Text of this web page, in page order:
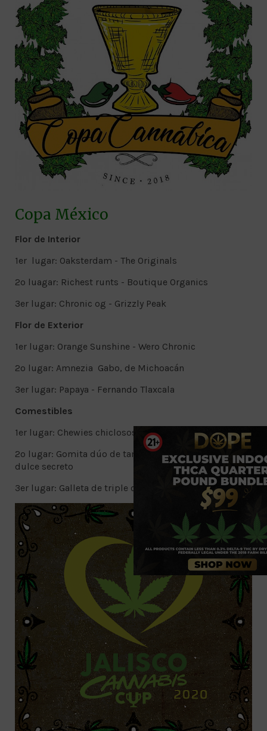
Copa México
Flor de Interior
1er lugar: Oaksterdam - The Originals
2o luagar: Richest runts - Boutique Organics
3er lugar: Chronic og - Grizzly Peak
Flor de Exterior
1er lugar: Orange Sunshine - Wero Chronic
2o lugar: Amnezia Gabo, de Michoacán
3er lugar: Papaya - Fernando Tlaxcala
Comestibles
1er lugar: Chewies chiclosos - Cannatreats
2o lugar: Gomita dúo de tamarindo - Sociedad del
dulce secreto
3er lugar: Galleta de triple chocolate con menta - Duke